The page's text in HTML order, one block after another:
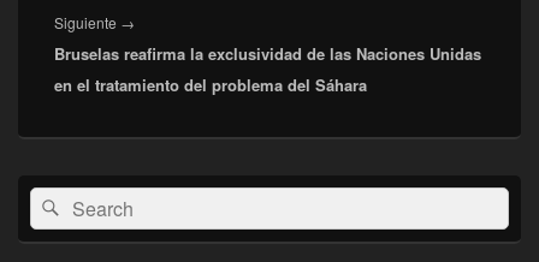
Siguiente →
siguiente:
Bruselas reafirma la exclusividad de las Naciones Unidas
en el tratamiento del problema del Sáhara
El
área
de
widget
Buscar
por:
Buscar